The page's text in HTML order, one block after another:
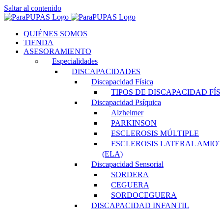
Saltar al contenido
QUIÉNES SOMOS
TIENDA
ASESORAMIENTO
Especialidades
DISCAPACIDADES
Discapacidad Física
TIPOS DE DISCAPACIDAD
Discapacidad Psíquica
Alzheimer
PARKINSON
ESCLEROSIS MÚLTIPLE
ESCLEROSIS LATERAL
(ELA)
Discapacidad Sensorial
SORDERA
CEGUERA
SORDOCEGUERA
DISCAPACIDAD INFANTIL